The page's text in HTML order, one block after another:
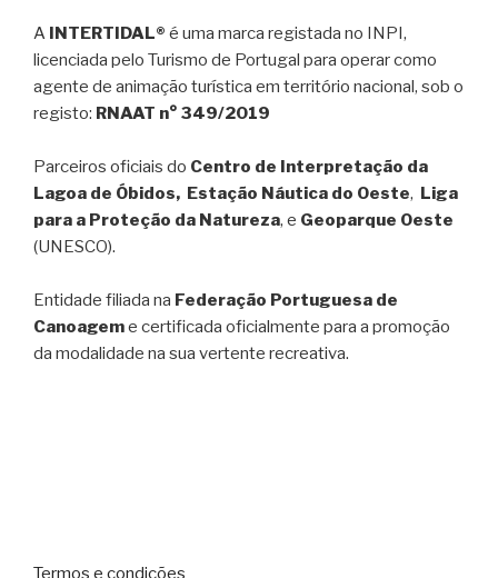
A INTERTIDAL® é uma marca registada no INPI,
licenciada pelo Turismo de Portugal para operar como
agente de animação turística em território nacional, sob o
registo: RNAAT n° 349/2019
Parceiros oficiais do Centro de Interpretação da
Lagoa de Óbidos, Estação Náutica do Oeste, Liga
para a Proteção da Natureza, e Geoparque Oeste
(UNESCO).
Entidade filiada na Federação Portuguesa de
Canoageme certificada oficialmente para a promoção
da modalidade na sua vertente recreativa.